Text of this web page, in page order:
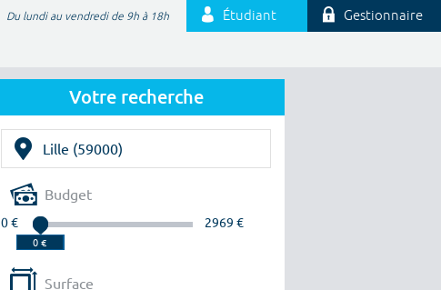
Du lundi au vendredi de 9h à 18h Étudiant Gestionnaire
Votre recherche
Budget
0 € 2969 €
Surface